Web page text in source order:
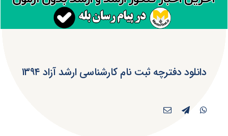
دانلود دفترچه ثبت نام کارشناسی ارشد آزاد ۱۳۹۴